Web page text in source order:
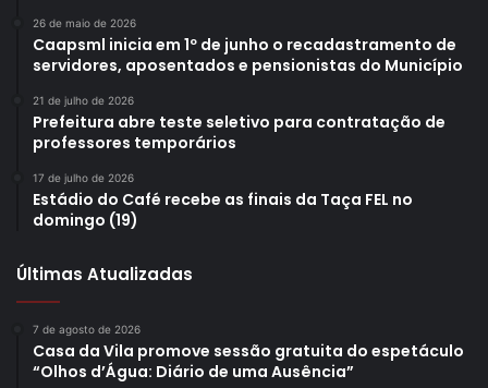
26 de maio de 2026
Caapsml inicia em 1º de junho o recadastramento de
servidores, aposentados e pensionistas do Município
21 de julho de 2026
Prefeitura abre teste seletivo para contratação de
professores temporários
17 de julho de 2026
Estádio do Café recebe as finais da Taça FEL no
domingo (19)
Últimas Atualizadas
7 de agosto de 2026
Casa da Vila promove sessão gratuita do espetáculo
“Olhos d’Água: Diário de uma Ausência”